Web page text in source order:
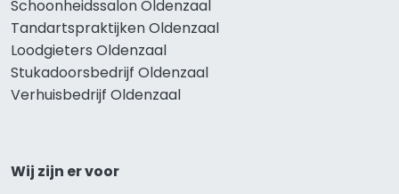
Schoonheidssalon Oldenzaal
Tandartspraktijken Oldenzaal
Loodgieters Oldenzaal
Stukadoorsbedrijf Oldenzaal
Verhuisbedrijf Oldenzaal
Wij zijn er voor